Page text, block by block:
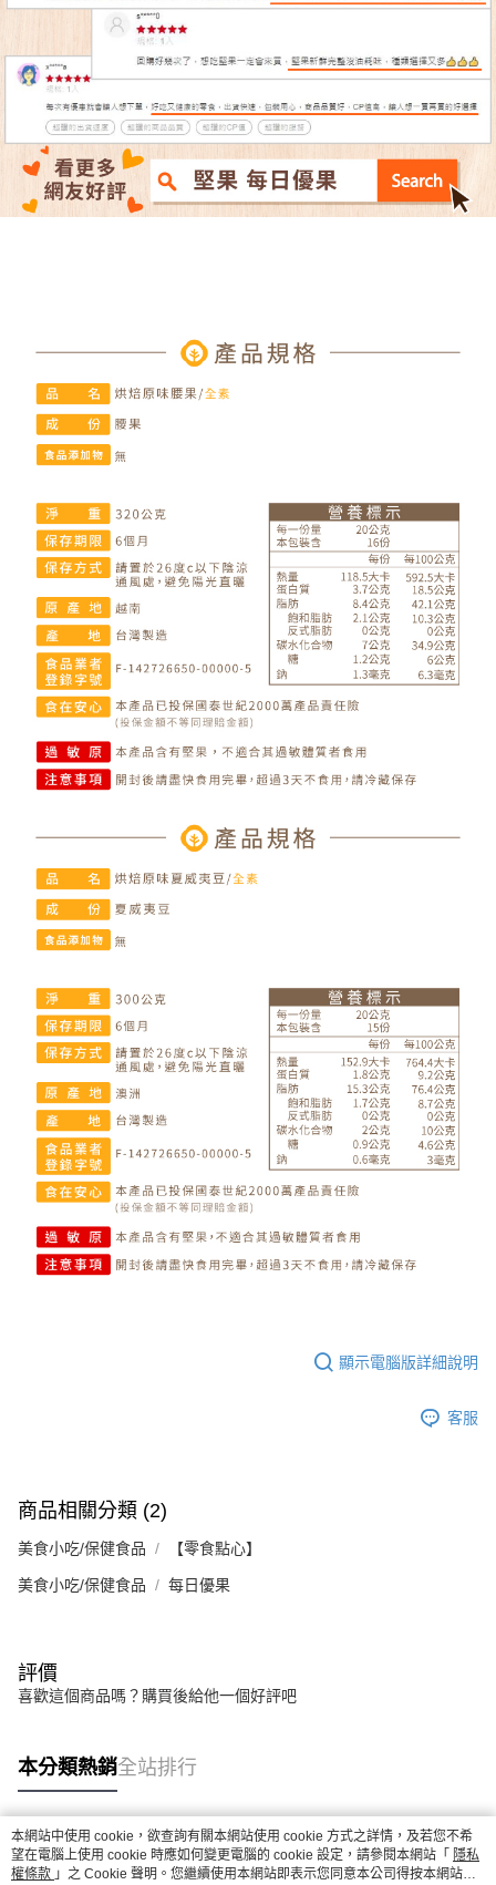
顯示電腦版詳細說明
客服
商品相關分類 (2)
美食小吃/保健食品 【零食點心】
美食小吃/保健食品 每日優果
評價
喜歡這個商品嗎？購買後給他一個好評吧
本分類熱銷全站排行
熱門標籤
本網站中使用 cookie，欲查詢有關本網站使用 cookie 方式之詳情，及若您不希
望在電腦上使用 cookie 時應如何變更電腦的 cookie 設定，請參閱本網站「 隱私
權條款 」之 Cookie 聲明。您繼續使用本網站即表示您同意本公司得按本網站使